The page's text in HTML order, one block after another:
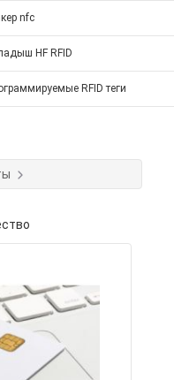
nfc
HF RFID
RFID теги